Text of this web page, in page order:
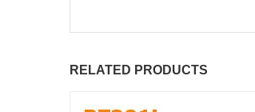
RELATED PRODUCTS